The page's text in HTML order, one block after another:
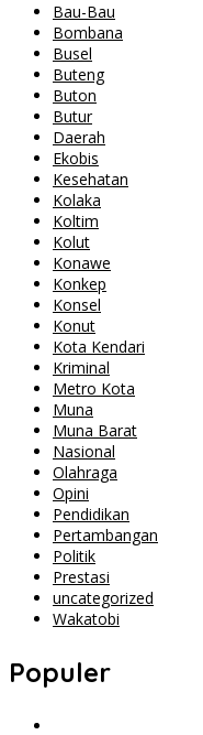
Bau-Bau
Bombana
Busel
Buteng
Buton
Butur
Daerah
Ekobis
Kesehatan
Kolaka
Koltim
Kolut
Konawe
Konkep
Konsel
Konut
Kota Kendari
Kriminal
Metro Kota
Muna
Muna Barat
Nasional
Olahraga
Opini
Pendidikan
Pertambangan
Politik
Prestasi
uncategorized
Wakatobi
Populer